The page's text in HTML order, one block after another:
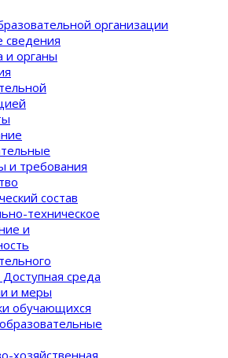
организации
сведения
и органы
и требования
состав
техническое
и
Доступная среда
и меры
обучающихся
хозяйственная